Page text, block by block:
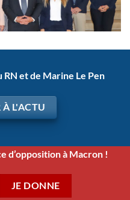
RN et de Marine Le Pen
L'ACTU
d’opposition à Macron !
JE DONNE